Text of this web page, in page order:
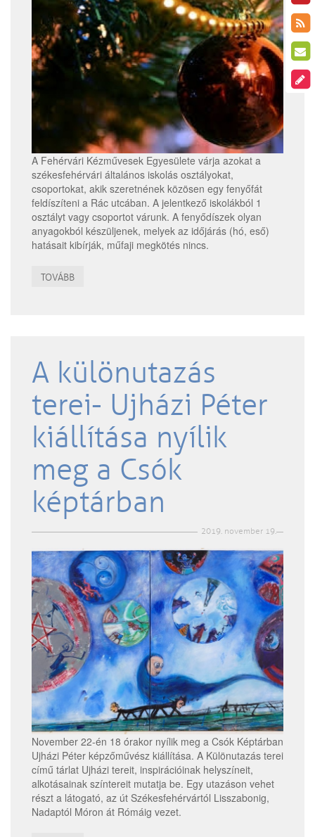
A Fehérvári Kézművesek Egyesülete várja azokat a
székesfehérvári általános iskolás osztályokat,
csoportokat, akik szeretnének közösen egy fenyőfát
feldíszíteni a Rác utcában. A jelentkező iskolákból 1
osztályt vagy csoportot várunk. A fenyődíszek olyan
anyagokból készüljenek, melyek az időjárás (hó, eső)
hatásait kibírják, műfaji megkötés nincs.
TOVÁBB
A különutazás
terei- Ujházi Péter
kiállítása nyílik
meg a Csók
képtárban
2019. november 19.
November 22-én 18 órakor nyílik meg a Csók Képtárban
Ujházi Péter képzőművész kiállítása. A Különutazás terei
című tárlat Ujházi tereit, inspirációinak helyszíneit,
alkotásainak színtereit mutatja be. Egy utazáson vehet
részt a látogató, az út Székesfehérvártól Lisszabonig,
Nadaptól Móron át Rómáig vezet.